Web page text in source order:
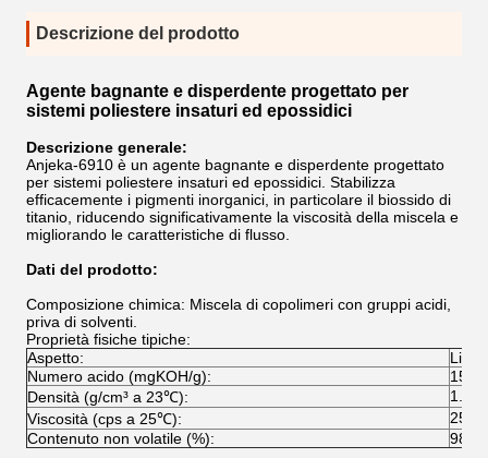
Descrizione del prodotto
Agente bagnante e disperdente progettato per
sistemi poliestere insaturi ed epossidici
Descrizione generale:
Anjeka-6910 è un agente bagnante e disperdente progettato
per sistemi poliestere insaturi ed epossidici. Stabilizza
efficacemente i pigmenti inorganici, in particolare il biossido di
titanio, riducendo significativamente la viscosità della miscela e
migliorando le caratteristiche di flusso.
Dati del prodotto:
Composizione chimica: Miscela di copolimeri con gruppi acidi,
priva di solventi.
Proprietà fisiche tipiche:
Aspetto:
Numero acido (mgKOH/g):
Densità (g/cm³ a 23℃):
Viscosità (cps a 25℃):
250-
Contenuto non volatile (%):
98